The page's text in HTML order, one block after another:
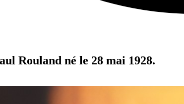
Rouland né le 28 mai 1928.